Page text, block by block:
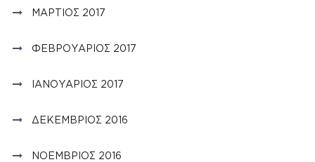
ΜΆΡΤΙΟΣ 2017
ΦΕΒΡΟΥΆΡΙΟΣ 2017
ΙΑΝΟΥΆΡΙΟΣ 2017
ΔΕΚΈΜΒΡΙΟΣ 2016
ΝΟΈΜΒΡΙΟΣ 2016